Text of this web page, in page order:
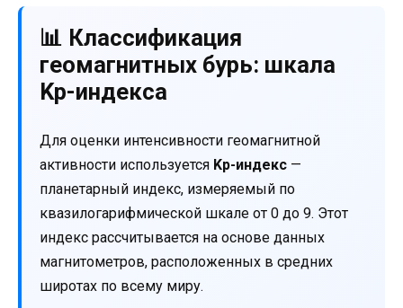
📊 Классификация
геомагнитных бурь: шкала
Kp-индекса
Для оценки интенсивности геомагнитной
активности используется Kp-индекс —
планетарный индекс, измеряемый по
квазилогарифмической шкале от 0 до 9. Этот
индекс рассчитывается на основе данных
магнитометров, расположенных в средних
широтах по всему миру.